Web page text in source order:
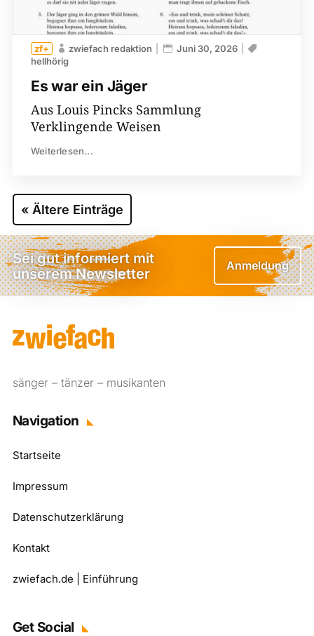
Es war ein Jäger
zwiefach redaktion
Juni 30, 2026
hellhörig
Aus Louis Pincks Sammlung
Verklingende Weisen
Weiterlesen...
« Ältere Einträge
Sei gut informiert mit
unserem Newsletter
Anmeldung
sänger – tänzer – musikanten
Navigation
Startseite
Impressum
Datenschutzerklärung
Kontakt
zwiefach.de | Einführung
Get Social